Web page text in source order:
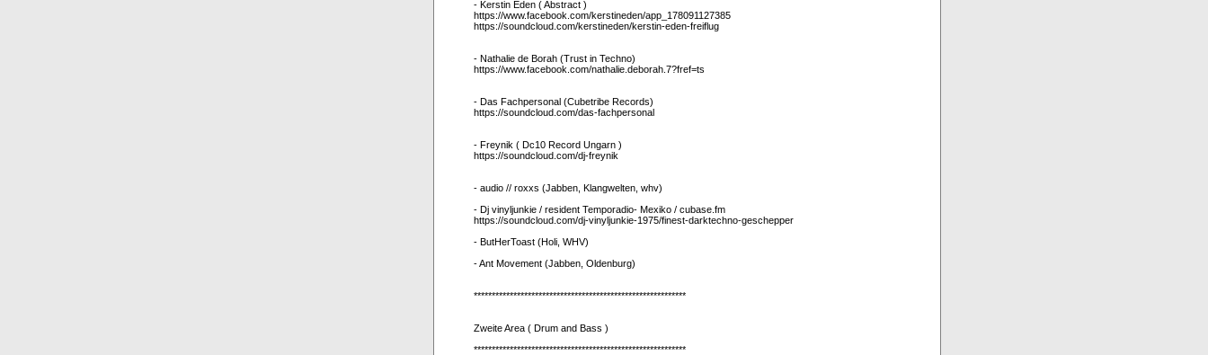
- Kerstin Eden ( Abstract )
https://www.facebook.com/kerstineden/app_178091127385
https://soundcloud.com/kerstineden/kerstin-eden-freiflug
- Nathalie de Borah (Trust in Techno)
https://www.facebook.com/nathalie.deborah.7?fref=ts
- Das Fachpersonal (Cubetribe Records)
https://soundcloud.com/das-fachpersonal
- Freynik ( Dc10 Record Ungarn )
https://soundcloud.com/dj-freynik
- audio // roxxs (Jabben, Klangwelten, whv)
- Dj vinyljunkie / resident Temporadio- Mexiko / cubase.fm
https://soundcloud.com/dj-vinyljunkie-1975/finest-darktechno-geschepper
- ButHerToast (Holi, WHV)
- Ant Movement (Jabben, Oldenburg)
***********************************************************
Zweite Area ( Drum and Bass )
***********************************************************